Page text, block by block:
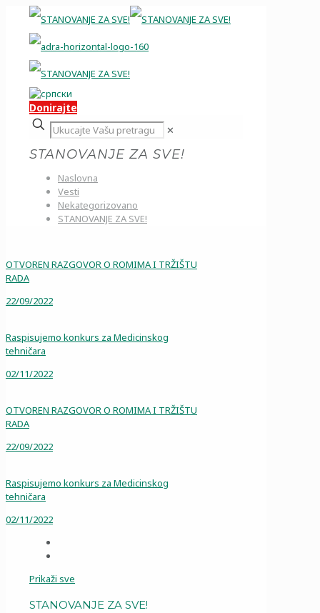
Donirajte
✕
STANOVANJE ZA SVE!
Naslovna
Vesti
Nekategorizovano
STANOVANJE ZA SVE!
OTVOREN RAZGOVOR O ROMIMA I TRŽIŠTU
RADA
22/09/2022
Raspisujemo konkurs za Medicinskog
tehničara
02/11/2022
OTVOREN RAZGOVOR O ROMIMA I TRŽIŠTU
RADA
22/09/2022
Raspisujemo konkurs za Medicinskog
tehničara
02/11/2022
Prikaži sve
STANOVANJE ZA SVE!